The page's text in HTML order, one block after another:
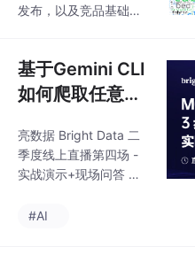
发布，以及竞品基础模
ogle RT-X等）——让厂
商的研究团队获得持续
的竞争情报，而非依靠
人工追踪。Bright Data
是数据基础设施层，能
将整个公开互联网——Y
ouTube、TikTok、电商
住宅环境——转化为合
基于Gemini CLI
如何爬取任意数
亮数据 Bright Data 二
季度线上直播第四场 -
实战演示+现场问答 扫
【阅读原文】进入报名
#AI